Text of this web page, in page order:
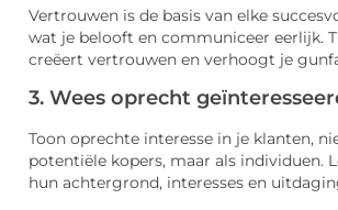
Vertrouwen is de basis van elke
wat je belooft en communiceer eerlijk.
creëert vertrouwen en verhoogt je
3. Wees oprecht
Toon oprechte interesse in je klanten,
potentiële kopers, maar als individuen.
hun achtergrond, interesses en